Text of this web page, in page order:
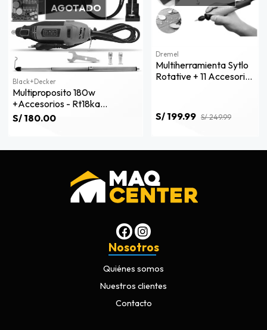
AGOTADO
Black+decker
Multiproposito 180w
+accesorios - Rt18ka
Black+decker
S/ 180.00
Dremel
Multiherramienta Sytlo
Rotative + 11 Accesorios
S/ 199.99 S/ 249.99
Nosotros
Quiénes somos
Nuestros clientes
Contacto